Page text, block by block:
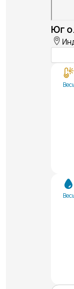
Юг